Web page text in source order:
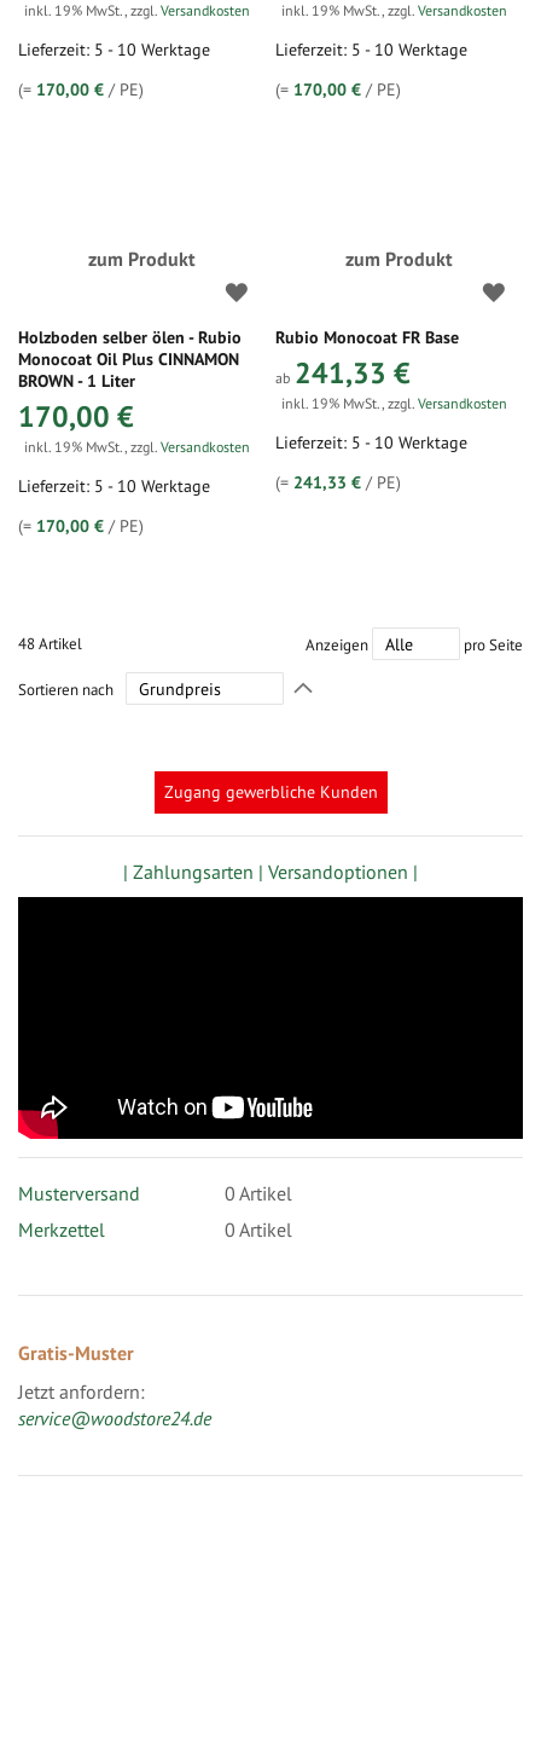
inkl. 19% MwSt., zzgl. Versandkosten
Lieferzeit: 5 - 10 Werktage
(= 170,00 € / PE)
inkl. 19% MwSt.,zzgl.Versandkosten
Lieferzeit: 5 - 10 Werktage
(= 170,00 € / PE)
zum Produkt
Holzboden selber ölen - Rubio
Monocoat Oil Plus CINNAMON
BROWN - 1 Liter
170,00 €
inkl. 19% MwSt., zzgl. Versandkosten
Lieferzeit: 5 - 10 Werktage
(= 170,00 € / PE)
zum Produkt
Rubio Monocoat FR Base
ab 241,33 €
inkl. 19% MwSt.,zzgl.Versandkosten
Lieferzeit: 5 - 10 Werktage
(= 241,33 € / PE)
48Artikel Anzeigen pro Seite
Sortieren nach
Zugang gewerbliche Kunden
| Zahlungsarten | Versandoptionen |
Musterversand 0 Artikel
Merkzettel
0 Artikel
Gratis-Muster
Jetzt anfordern:
service@woodstore24.de